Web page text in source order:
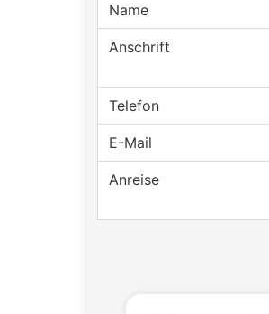
Name
Anschrift
Telefon
E-Mail
Anreise